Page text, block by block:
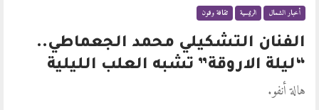
أخبار الشمال الرئيسية ثقافة وفنون
الفنان التشكيلي محمد الجعماطي..
“ليلة الاروقة” تشبه العلب الليلية
هالة أنفو.